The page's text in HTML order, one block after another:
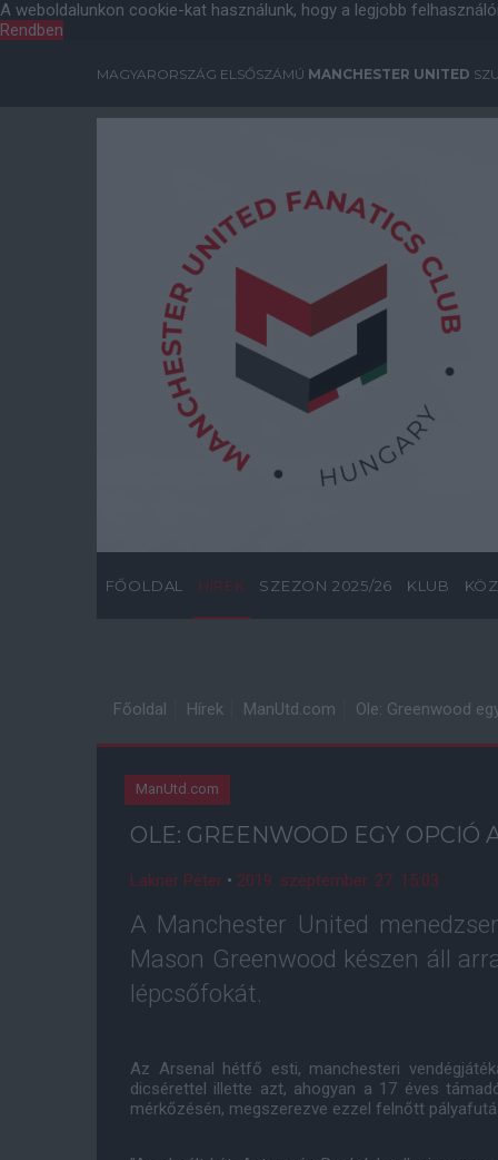
A weboldalunkon cookie-kat használunk, hogy a legjobb
Rendben
MAGYARORSZÁG ELSŐSZÁMÚ MANCHESTER UNITED
FŐOLDAL HÍREK SZEZON 2025/26 KLUB
Főoldal Hírek ManUtd.com Ole: Greenwood
ManUtd.com
OLE: GREENWOOD EGY OPCIÓ
Lakner Péter • 2019. szeptember. 27. 15:03
A Manchester United
Mason Greenwood készen áll
lépcsőfokát.
Az Arsenal hétfő esti, manchesteri
dicsérettel illette azt, ahogyan a 17 éves
mérkőzésén, megszerezve ezzel felnőtt